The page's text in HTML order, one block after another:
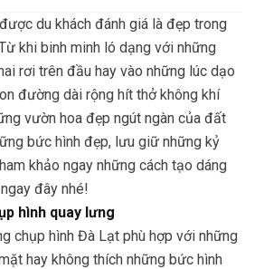
du khách đánh giá là đẹp trong
khi binh minh ló dạng với những
rơi trên đầu hay vào những lúc dạo
đường dài rộng hít thở không khí
vườn hoa đẹp ngút ngàn của đất
bức hình đẹp, lưu giữ những kỷ
khảo ngay những cách tạo dáng
đây nhé!
hình quay lưng
chụp hình Đà Lạt phù hợp với những
hay không thích những bức hình